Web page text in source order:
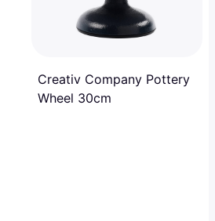
Creativ Company Pottery
Wheel 30cm